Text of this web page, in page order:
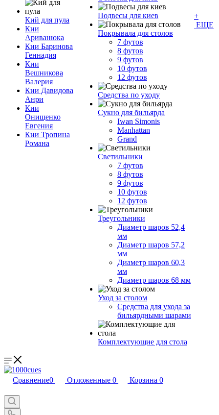
Кий для пула
Кии
Ариванюка
Кии Баринова
Геннадия
Кии
Вешникова
Валерия
Кии Давидова
Анри
Кии
Онищенко
Евгения
Кии Тропина
Романа
Подвесы для киев
Покрывала для столов
7 футов
8 футов
9 футов
10 футов
12 футов
Средства по уходу
Сукно для бильярда
Iwan Simonis
Manhattan
Grand
Светильники
7 футов
8 футов
9 футов
10 футов
12 футов
Треугольники
Диаметр шаров 52,4
мм
Диаметр шаров 57,2
мм
Диаметр шаров 60,3
мм
Диаметр шаров 68 мм
Уход за столом
Средства для ухода за
бильярдными шарами
Комплектующие для стола
+
ЕЩЕ
Сравнение0 Отложенные 0 Корзина 0